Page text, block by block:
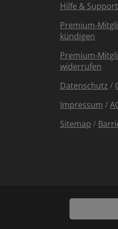
Hilfe & Support
Premium-
kündigen
Premium-
widerrufen
Datenschutz /
Impressum /
Sitemap /